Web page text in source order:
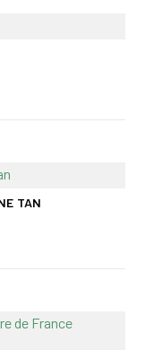
TAN